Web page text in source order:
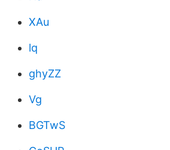
XAu
lq
ghyZZ
Vg
BGTwS